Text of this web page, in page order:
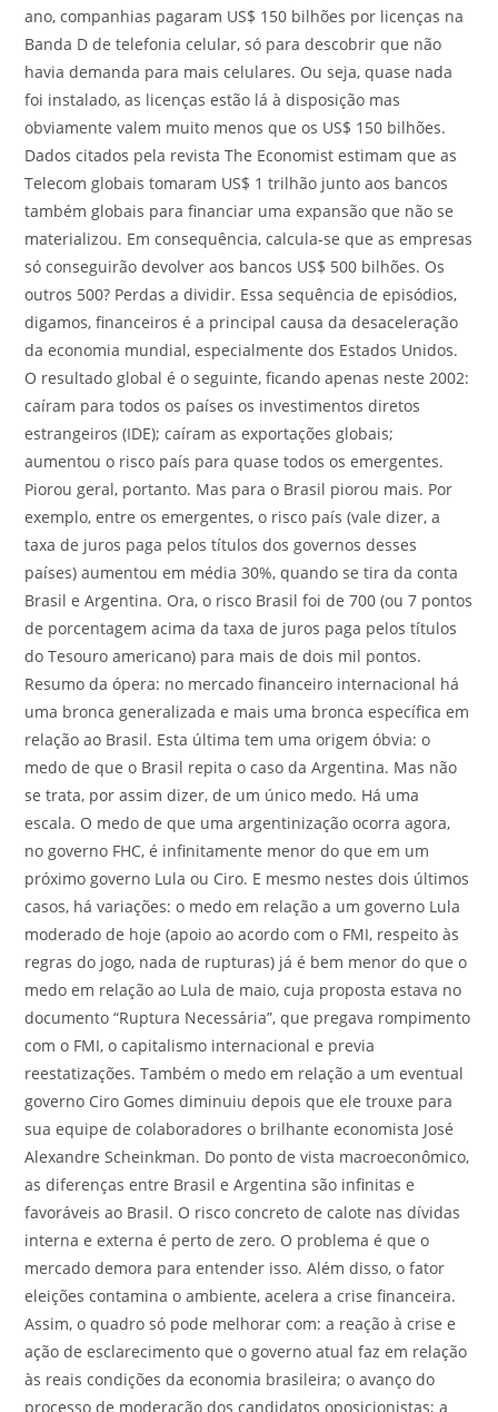
ano, companhias pagaram US$ 150 bilhões por licenças na
Banda D de telefonia celular, só para descobrir que não
havia demanda para mais celulares. Ou seja, quase nada
foi instalado, as licenças estão lá à disposição mas
obviamente valem muito menos que os US$ 150 bilhões.
Dados citados pela revista The Economist estimam que as
Telecom globais tomaram US$ 1 trilhão junto aos bancos
também globais para financiar uma expansão que não se
materializou. Em consequência, calcula-se que as empresas
só conseguirão devolver aos bancos US$ 500 bilhões. Os
outros 500? Perdas a dividir. Essa sequência de episódios,
digamos, financeiros é a principal causa da desaceleração
da economia mundial, especialmente dos Estados Unidos.
O resultado global é o seguinte, ficando apenas neste 2002:
caíram para todos os países os investimentos diretos
estrangeiros (IDE); caíram as exportações globais;
aumentou o risco país para quase todos os emergentes.
Piorou geral, portanto. Mas para o Brasil piorou mais. Por
exemplo, entre os emergentes, o risco país (vale dizer, a
taxa de juros paga pelos títulos dos governos desses
países) aumentou em média 30%, quando se tira da conta
Brasil e Argentina. Ora, o risco Brasil foi de 700 (ou 7 pontos
de porcentagem acima da taxa de juros paga pelos títulos
do Tesouro americano) para mais de dois mil pontos.
Resumo da ópera: no mercado financeiro internacional há
uma bronca generalizada e mais uma bronca específica em
relação ao Brasil. Esta última tem uma origem óbvia: o
medo de que o Brasil repita o caso da Argentina. Mas não
se trata, por assim dizer, de um único medo. Há uma
escala. O medo de que uma argentinização ocorra agora,
no governo FHC, é infinitamente menor do que em um
próximo governo Lula ou Ciro. E mesmo nestes dois últimos
casos, há variações: o medo em relação a um governo Lula
moderado de hoje (apoio ao acordo com o FMI, respeito às
regras do jogo, nada de rupturas) já é bem menor do que o
medo em relação ao Lula de maio, cuja proposta estava no
documento “Ruptura Necessária”, que pregava rompimento
com o FMI, o capitalismo internacional e previa
reestatizações. Também o medo em relação a um eventual
governo Ciro Gomes diminuiu depois que ele trouxe para
sua equipe de colaboradores o brilhante economista José
Alexandre Scheinkman. Do ponto de vista macroeconômico,
as diferenças entre Brasil e Argentina são infinitas e
favoráveis ao Brasil. O risco concreto de calote nas dívidas
interna e externa é perto de zero. O problema é que o
mercado demora para entender isso. Além disso, o fator
eleições contamina o ambiente, acelera a crise financeira.
Assim, o quadro só pode melhorar com: a reação à crise e
ação de esclarecimento que o governo atual faz em relação
às reais condições da economia brasileira; o avanço do
processo de moderação dos candidatos oposicionistas; a